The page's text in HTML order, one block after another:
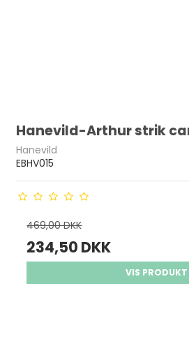
Hanevild-Arthur strik
Hanevild
EBHV015
469,00 DKK
234,50 DKK
VIS PRODUKT